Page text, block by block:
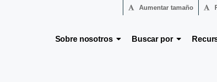
Aumentar tamaño
Sobre nosotros Buscar por